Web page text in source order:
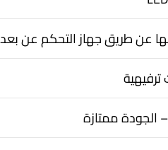
عن طريق جهاز التحكم عن
الجودة ممتازة